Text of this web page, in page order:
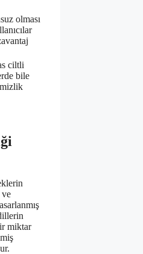
olması
ciltli
bile
ve
miktar